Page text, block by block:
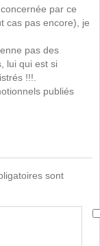
par ce
cas pas encore), je
pas des
lui qui est si
!!!.
publiés
sont